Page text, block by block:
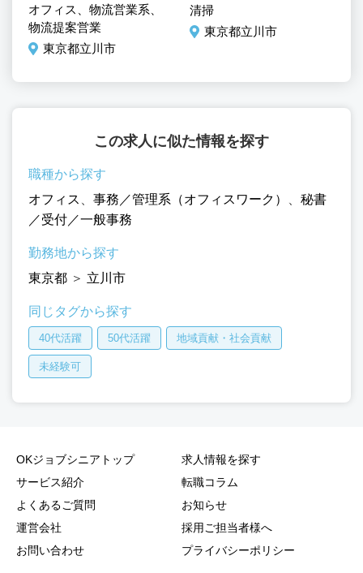
オフィス、物流営業系、
物流提案営業
東京都立川市
清掃
東京都立川市
この求人に似た情報を探す
職種から探す
オフィス
事務／管理系（オフィスワーク）
秘書
／受付／一般事務
勤務地から探す
東京都 ＞ 立川市
同じタグから探す
40代活躍 50代活躍 地域貢献・社会貢献
未経験可
OKジョブシニアトップ
サービス紹介
よくあるご質問
運営会社
お問い合わせ
求人情報を探す
転職コラム
お知らせ
採用ご担当者様へ
プライバシーポリシー